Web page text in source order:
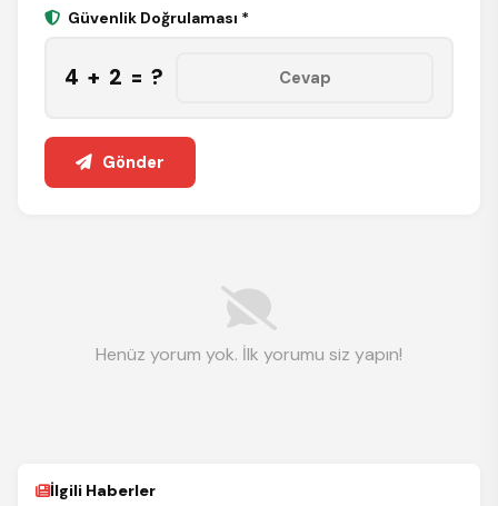
Güvenlik Doğrulaması *
4 + 2 = ?
Gönder
Henüz yorum yok. İlk yorumu siz yapın!
İlgili Haberler